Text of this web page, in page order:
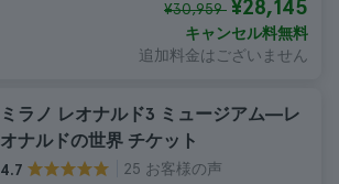
¥30,959 ¥28,145
キャンセル料無料
追加料金はございません
ミラノ レオナルド3 ミュージアム―レ
オナルドの世界 チケット
4.7
25 お客様の声